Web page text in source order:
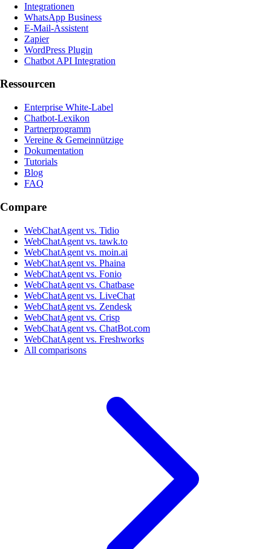
Integrationen
WhatsApp Business
E-Mail-Assistent
Zapier
WordPress Plugin
Chatbot API Integration
Ressourcen
Enterprise White-Label
Chatbot-Lexikon
Partnerprogramm
Vereine & Gemeinnützige
Dokumentation
Tutorials
Blog
FAQ
Compare
WebChatAgent vs. Tidio
WebChatAgent vs. tawk.to
WebChatAgent vs. moin.ai
WebChatAgent vs. Phaina
WebChatAgent vs. Fonio
WebChatAgent vs. Chatbase
WebChatAgent vs. LiveChat
WebChatAgent vs. Zendesk
WebChatAgent vs. Crisp
WebChatAgent vs. ChatBot.com
WebChatAgent vs. Freshworks
All comparisons